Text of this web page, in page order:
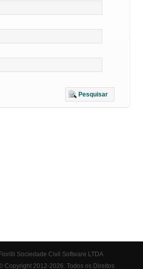
Pesquisar
Sociedade Civil Software LTDA
Copyright 2012-2026. Todos os Direitos